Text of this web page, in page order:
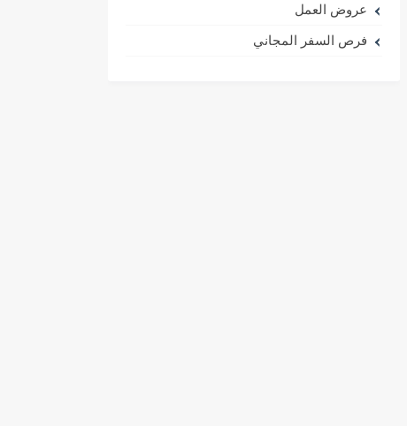
عروض العمل
فرص السفر المجاني